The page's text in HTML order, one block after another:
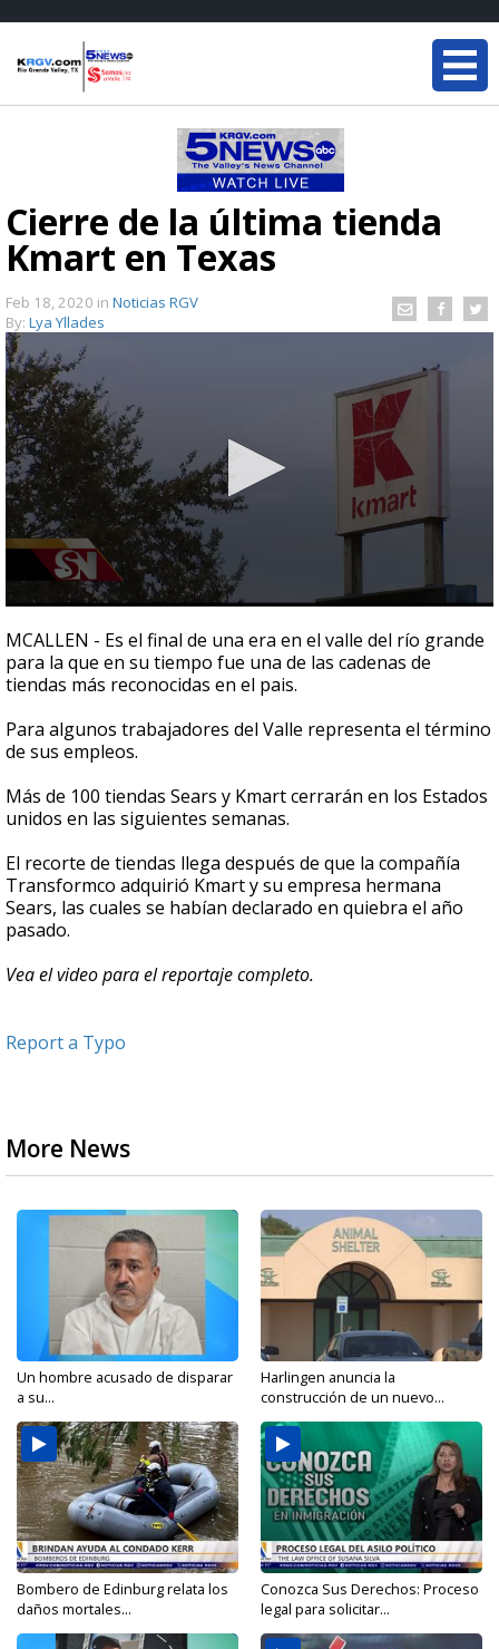
Cierre de la última tienda
Kmart en Texas
Feb 18, 2020 in Noticias RGV
By: Lya Yllades
seconds
of
2
minutes,
seconds
MCALLEN - Es el final de una era en el valle del río grande
para la que en su tiempo fue una de las cadenas de
tiendas más reconocidas en el pais.
Para algunos trabajadores del Valle representa el término
de sus empleos.
Más de 100 tiendas Sears y Kmart cerrarán en los Estados
unidos en las siguientes semanas.
El recorte de tiendas llega después de que la compañía
Transformco adquirió Kmart y su empresa hermana
Sears, las cuales se habían declarado en quiebra el año
pasado.
Vea el video para el reportaje completo.
Report a Typo
More News
Un hombre acusado de disparar
a su...
Harlingen anuncia la
construcción de un nuevo...
Bombero de Edinburg relata los
daños mortales...
Conozca Sus Derechos: Proceso
legal para solicitar...